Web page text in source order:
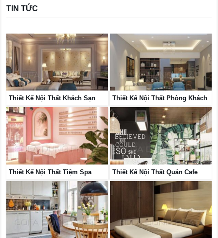
TIN TỨC
Thiết Kế Nội Thất Khách Sạn Thiết Kế Nội Thất Phòng Khách
Thiết Kế Nội Thất Tiệm Spa Thiết Kế Nội Thất Quán Cafe